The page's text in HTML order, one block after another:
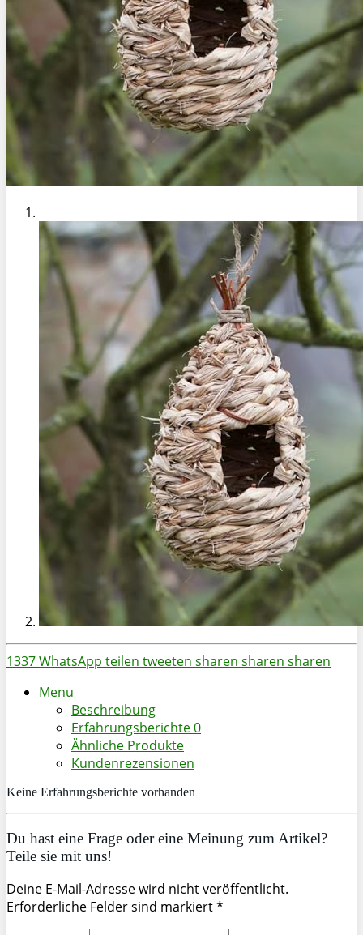
1337WhatsApp teilen tweeten sharen sharen sharen
Menu
Beschreibung
Erfahrungsberichte0
Ähnliche Produkte
Kundenrezensionen
Keine Erfahrungsberichte vorhanden
Du hast eine Frage oder eine Meinung zum Artikel?
Teile sie mit uns!
Deine E-Mail-Adresse wird nicht veröffentlicht.
Erforderliche Felder sind markiert *